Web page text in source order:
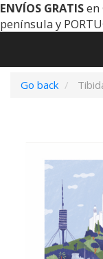
ENVÍOS GRATISen
península y
Go back